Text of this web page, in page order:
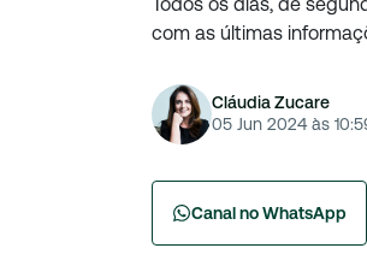
com as últimas
Cláudia Zucare
05 Jun 2024 às
Canal no WhatsApp